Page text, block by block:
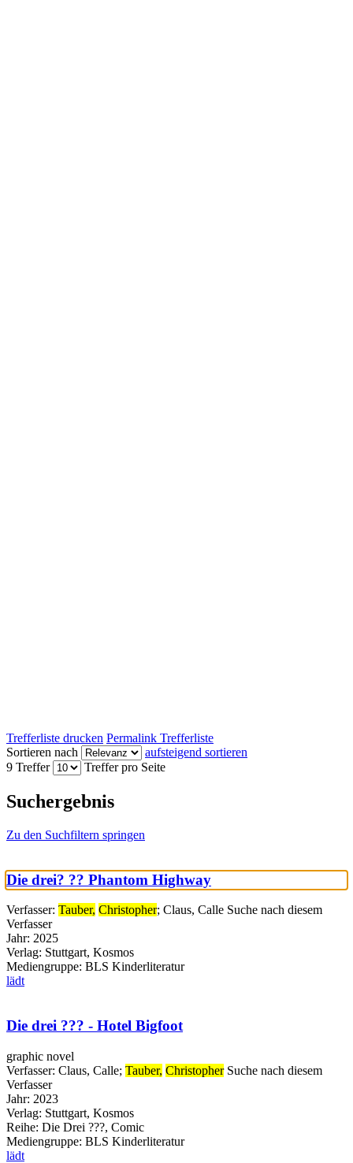
Trefferliste drucken Permalink Trefferliste
Sortieren nach
aufsteigend sortieren
9 Treffer
Treffer pro Seite
Suchergebnis
Zu den Suchfiltern springen
Die drei? ?? Phantom Highway
Verfasser: Tauber, Christopher; Claus, Calle Suche nach diesem
Verfasser
Jahr: 2025
Verlag: Stuttgart, Kosmos
Mediengruppe: BLS Kinderliteratur
lädt
Die drei ??? - Hotel Bigfoot
graphic novel
Verfasser: Claus, Calle; Tauber, Christopher Suche nach diesem
Verfasser
Jahr: 2023
Verlag: Stuttgart, Kosmos
Reihe: Die Drei ???, Comic
Mediengruppe: BLS Kinderliteratur
lädt